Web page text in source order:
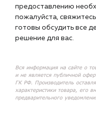
предоставлению
пожалуйста,
готовы обсудить все
решение для вас.
Вся информация на сайте о
и не является публичной
ГК РФ. Производитель
характеристики товара, его
предварительного